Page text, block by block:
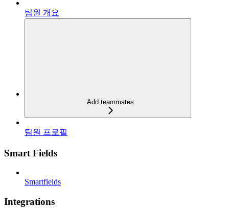
팀원 개요
Add teammates
팀원 프로필
Smart Fields
Smartfields
Integrations